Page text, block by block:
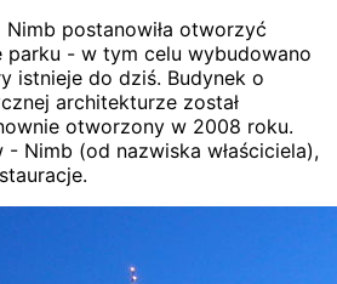
Nimb postanowiła otworzyć
parku - w tym celu wybudowano
istnieje do dziś. Budynek o
architekturze został
otworzony w 2008 roku.
- Nimb (od nazwiska właściciela),